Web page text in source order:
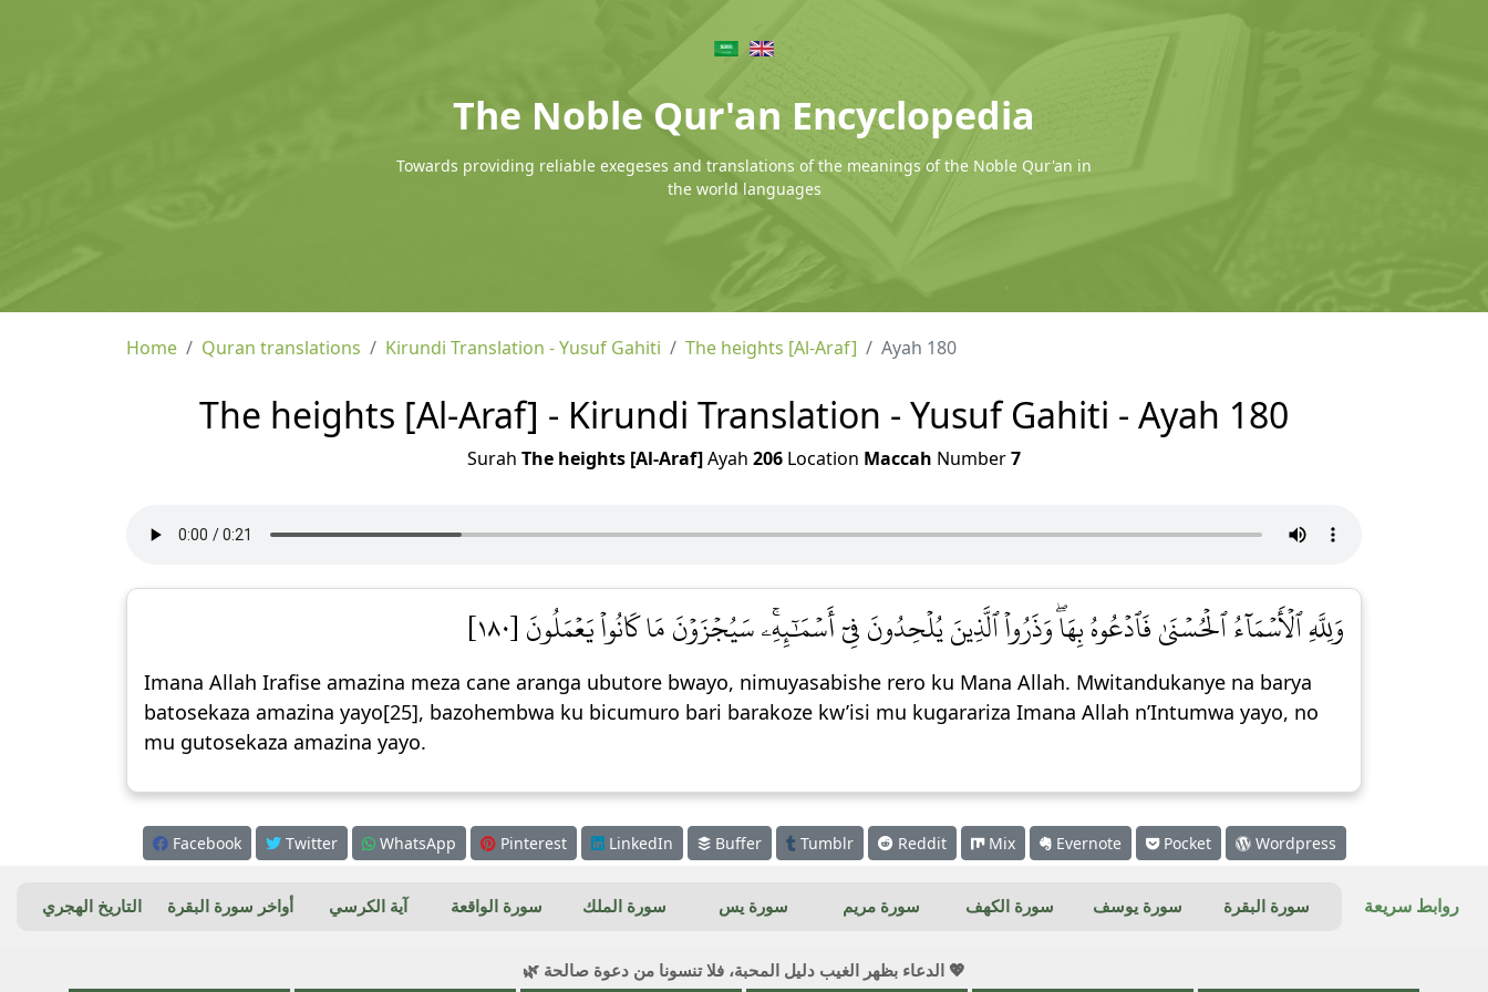
The Noble Qur'an Encyclopedia
Towards providing reliable exegeses and translations of the meanings of the Noble Qur'an in
the world languages
Home Quran translations Kirundi Translation - Yusuf Gahiti The heights [Al-Araf] Ayah 180
The heights [Al-Araf] - Kirundi Translation - Yusuf Gahiti - Ayah 180
Surah The heights [Al-Araf]Ayah 206 Location Maccah Number7
وَلِلَّهِ ٱلۡأَسۡمَآءُ ٱلۡحُسۡنَىٰ فَٱدۡعُوهُ بِهَاۖ وَذَرُواْ ٱلَّذِينَ يُلۡحِدُونَ فِيٓ أَسۡمَٰٓئِهِۦۚ سَيُجۡزَوۡنَ مَا كَانُواْ يَعۡمَلُونَ [١٨٠]
Imana Allah Irafise amazina meza cane aranga ubutore bwayo, nimuyasabishe rero ku Mana Allah. Mwitandukanye na barya
batosekaza amazina yayo[25], bazohembwa ku bicumuro bari barakoze kw’isi mu kugarariza Imana Allah n’Intumwa yayo, no
mu gutosekaza amazina yayo.
Facebook Twitter WhatsApp Pinterest LinkedIn Buffer Tumblr Reddit Mix Evernote Pocket Wordpress
روابط سريعة سورة البقرة سورة يوسف سورة الكهف سورة مريم سورة يس سورة الملك سورة الواقعة آية الكرسي أواخر سورة البقرة التاريخ الهجري
💖 الدعاء بظهر الغيب دليل المحبة، فلا تنسونا من دعوة صالحة 🌿